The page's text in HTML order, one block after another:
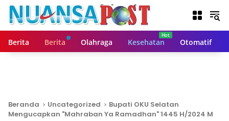
Berita Berita Olahraga Kesehatan Otomatif
Beranda Uncategorized
Bupati OKU Selatan
Mengucapkan "Mahraban Ya Ramadhan" 1445 H/2024 M